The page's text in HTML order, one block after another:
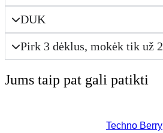
DUK
Pirk 3 dėklus, mokėk tik už 2
Jums taip pat gali patikti
Techno Berry